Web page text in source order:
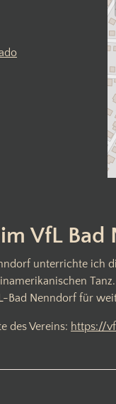
VfL Bad
unterrichte ich
Bad Nenndorf für
des Vereins: https://